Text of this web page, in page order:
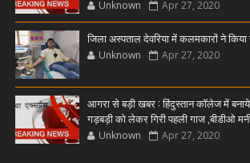
Unknown Apr 27, 2020
जिला अस्पताल देवरिया में कलमकारों ने किया
Unknown Apr 27, 2020
आगरा से बड़ी खबर : हिंदुस्तान कॉलेज में
गड़बड़ी को लेकर गिरी पहली गाज ,बीडीओ
Unknown Apr 27, 2020